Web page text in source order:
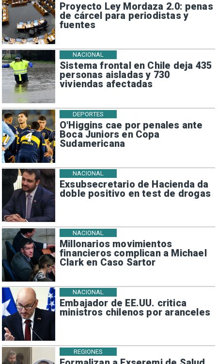
Proyecto Ley Mordaza 2.0: penas
de cárcel para periodistas y
fuentes
Sistema frontal en Chile deja 435
personas aisladas y 730
viviendas afectadas
NACIONAL
O'Higgins cae por penales ante
Boca Juniors en Copa
Sudamericana
DEPORTES
Exsubsecretario de Hacienda da
doble positivo en test de drogas
NACIONAL
Millonarios movimientos
financieros complican a Michael
Clark en Caso Sartor
NACIONAL
Embajador de EE.UU. critica
ministros chilenos por aranceles
NACIONAL
REGIONES